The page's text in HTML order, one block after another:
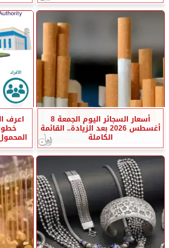
أسعار السجائر اليوم الجمعة 8
أغسطس 2026 بعد الزيادة.. القائمة
الكاملة
اعرف